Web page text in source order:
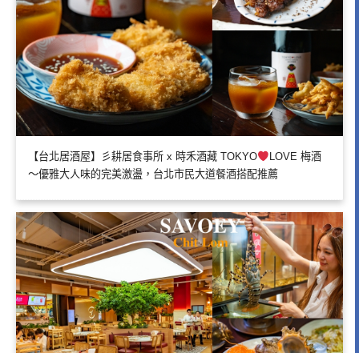
【台北居酒屋】彡耕居食事所 x 時禾酒藏 TOKYO
LOVE 梅酒
～優雅大人味的完美激盪，台北市民大道餐酒搭配推薦